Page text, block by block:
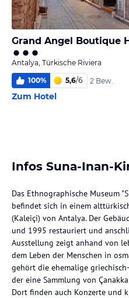
Grand Angel Boutique
Antalya, Türkische Riviera
100% 5,6/6 2 Bew.
Zum Hotel
Infos Suna-Inan-
Das Ethnographische Museum
befindet sich in einem
(Kaleiçi) von Antalya. Der
und 1995 restauriert und
Ausstellung zeigt anhand von
dem Leben der Menschen in
gehört die ehemalige
der eine Sammlung von
Dort finden auch Konzerte und